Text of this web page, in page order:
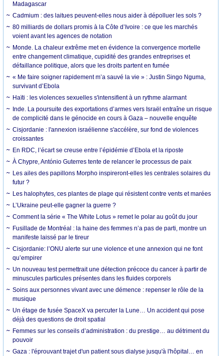
Madagascar
Cadmium : des laitues peuvent-elles nous aider à dépolluer les sols ?
80 milliards de dollars promis à la Côte d’Ivoire : ce que les marchés
voient avant les agences de notation
Monde. La chaleur extrême met en évidence la convergence mortelle
entre changement climatique, cupidité des grandes entreprises et
défaillance politique, alors que les droits partent en fumée
« Me faire soigner rapidement m’a sauvé la vie » : Justin Singo Nguma,
survivant d’Ebola
Haïti : les violences sexuelles s'intensifient à un rythme alarmant
Inde. La poursuite des exportations d’armes vers Israël entraîne un risque
de complicité dans le génocide en cours à Gaza – nouvelle enquête
Cisjordanie : l'annexion israélienne s'accélère, sur fond de violences
croissantes
En RDC, l’écart se creuse entre l’épidémie d’Ebola et la riposte
À Chypre, António Guterres tente de relancer le processus de paix
Les ailes des papillons Morpho inspireront-elles les centrales solaires du
futur ?
Les halophytes, ces plantes de plage qui résistent contre vents et marées
L’Ukraine peut-elle gagner la guerre ?
Comment la série « The White Lotus » remet le polar au goût du jour
Fusillade de Montréal : la haine des femmes n’a pas de parti, montre un
manifeste laissé par le tireur
Cisjordanie: l’ONU alerte sur une violence et une annexion qui ne font
qu’empirer
Un nouveau test permettrait une détection précoce du cancer à partir de
minuscules particules présentes dans les fluides corporels
Soins aux personnes vivant avec une démence : repenser le rôle de la
musique
Un étage de fusée SpaceX va percuter la Lune… Un accident qui pose
déjà des questions de droit spatial
Femmes sur les conseils d’administration : du prestige… au détriment du
pouvoir
Gaza : l'éprouvant trajet d'un patient sous dialyse jusqu'à l'hôpital… en